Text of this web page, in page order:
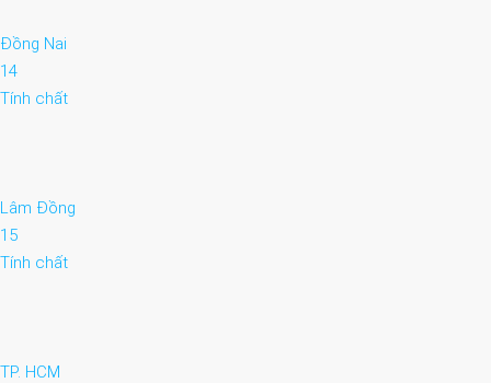
Đồng Nai
14
Tính chất
Lâm Đồng
15
Tính chất
TP. HCM